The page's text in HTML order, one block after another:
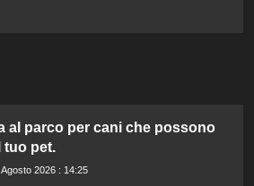
al parco per cani che possono
tuo pet.
2026 : 14:25